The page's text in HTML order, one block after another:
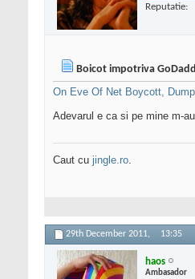
Reputatie:
Boicot impotriva
On Eve Of Net Boycott,
Adevarul e ca si pe mine m-
Caut cu jingle.ro.
29th December 2011, 13:35
haos
Ambasador